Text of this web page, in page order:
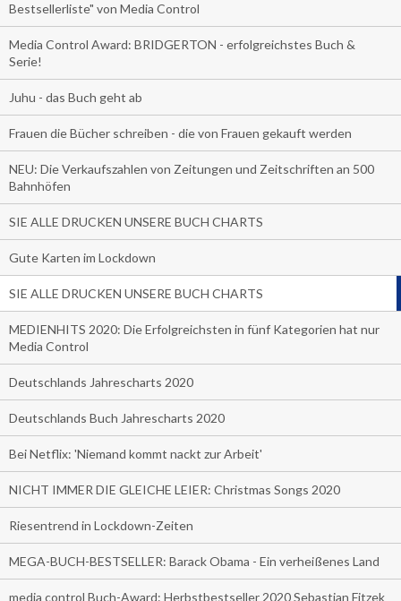
Bestsellerliste" von Media Control
Media Control Award: BRIDGERTON - erfolgreichstes Buch &
Serie!
Juhu - das Buch geht ab
Frauen die Bücher schreiben - die von Frauen gekauft werden
NEU: Die Verkaufszahlen von Zeitungen und Zeitschriften an 500
Bahnhöfen
SIE ALLE DRUCKEN UNSERE BUCH CHARTS
Gute Karten im Lockdown
SIE ALLE DRUCKEN UNSERE BUCH CHARTS
MEDIENHITS 2020: Die Erfolgreichsten in fünf Kategorien hat nur
Media Control
Deutschlands Jahrescharts 2020
Deutschlands Buch Jahrescharts 2020
Bei Netflix: 'Niemand kommt nackt zur Arbeit'
NICHT IMMER DIE GLEICHE LEIER: Christmas Songs 2020
Riesentrend in Lockdown-Zeiten
MEGA-BUCH-BESTSELLER: Barack Obama - Ein verheißenes Land
media control Buch-Award: Herbstbestseller 2020 Sebastian Fitzek